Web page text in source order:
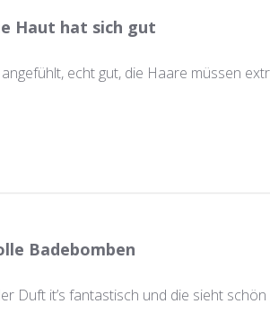
Haut hat sich gut
echt gut, die Haare müssen
Badebomben
Duft it’s fantastisch und die sieht